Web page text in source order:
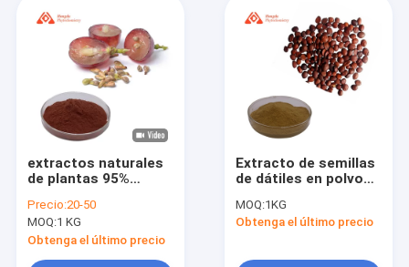
extractos naturales
de plantas 95%
Extracto de semillas
de uva en polvo
Antioxidante
Extracto de semillas
Precio:20-50
MOQ:1 KG
Obtenga el último precio
Extracto de semillas
de dátiles en polvo
de yujuba 2%-10%
(UV) 0,3%-10%
MOQ:1KG
Obtenga el último precio